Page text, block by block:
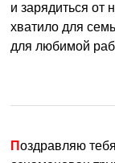
и зарядиться от
хватило для
для любимой
Поздравляю тебя с началом месяца, который